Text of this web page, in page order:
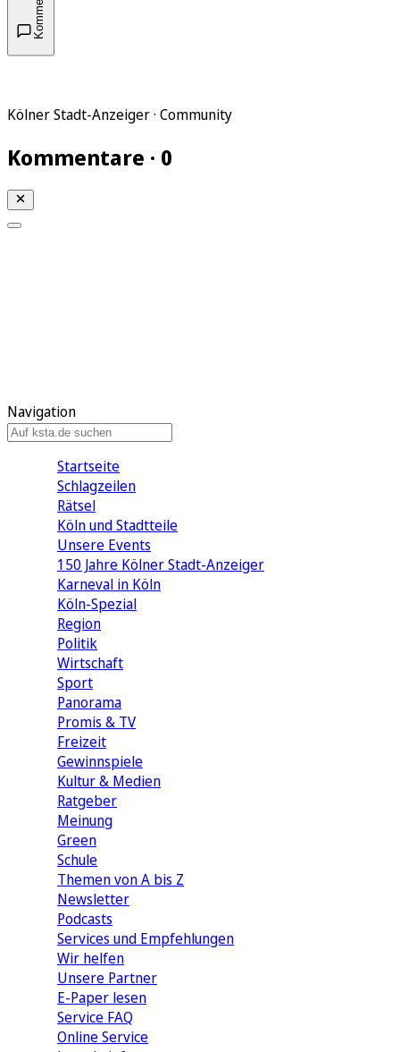
Kölner Stadt-Anzeiger · Community
Kommentare · 0
Navigation
Startseite
Schlagzeilen
Rätsel
Köln und Stadtteile
Unsere Events
150 Jahre Kölner Stadt-Anzeiger
Karneval in Köln
Köln-Spezial
Region
Politik
Wirtschaft
Sport
Panorama
Promis & TV
Freizeit
Gewinnspiele
Kultur & Medien
Ratgeber
Meinung
Green
Schule
Themen von A bis Z
Newsletter
Podcasts
Services und Empfehlungen
Wir helfen
Unsere Partner
E-Paper lesen
Service FAQ
Online Service